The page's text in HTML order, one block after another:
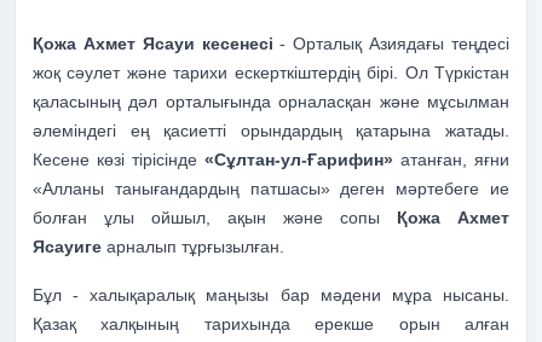
Қожа Ахмет Ясауи кесенесі - Орталық Азиядағы теңдесі
жоқ сәулет және тарихи ескерткіштердің бірі. Ол Түркістан
қаласының дәл орталығында орналасқан және мұсылман
әлеміндегі ең қасиетті орындардың қатарына жатады.
Кесене көзі тірісінде «Сұлтан-ул-Ғарифин» атанған, яғни
«Алланы танығандардың патшасы» деген мәртебеге ие
болған ұлы ойшыл, ақын және сопы Қожа Ахмет
Ясауиге арналып тұрғызылған.
Бұл - халықаралық маңызы бар мәдени мұра нысаны.
Қазақ халқының тарихында ерекше орын алған